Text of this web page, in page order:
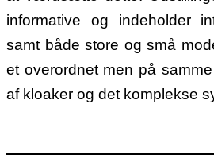
informative og indeholder
samt både store og små
et overordnet men på
af kloaker og det komplekse